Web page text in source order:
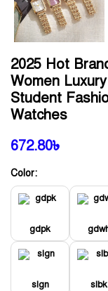
2025 Hot
Women
Student
Watches
672.80৳
Color:
gdpk
slgn slbk